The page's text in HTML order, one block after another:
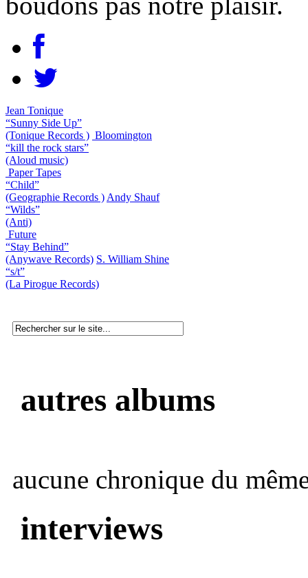
Jean Tonique
“Sunny Side Up”
(Tonique Records ) Bloomington
“kill the rock stars”
(Aloud music)
Paper Tapes
“Child”
(Geographie Records ) Andy Shauf
“Wilds”
(Anti)
Future
“Stay Behind”
(Anywave Records) S. William Shine
“s/t”
(La Pirogue Records)
autres albums
aucune chronique du
interviews